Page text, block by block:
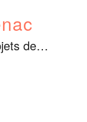
de…